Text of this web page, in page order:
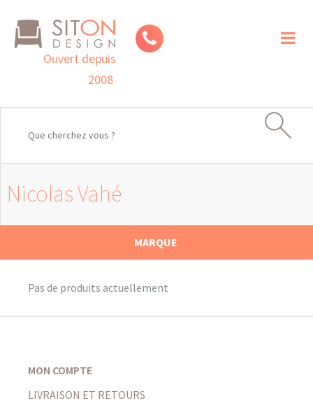
Ouvert depuis
2008
Nicolas Vahé
MARQUE
Pas de produits actuellement
MON COMPTE
LIVRAISON ET RETOURS